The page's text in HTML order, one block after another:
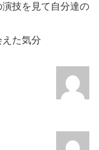
技を見て自分達の
た気分